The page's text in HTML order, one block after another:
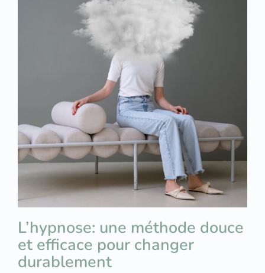
L’hypnose: une méthode douce
et efficace pour changer
durablement